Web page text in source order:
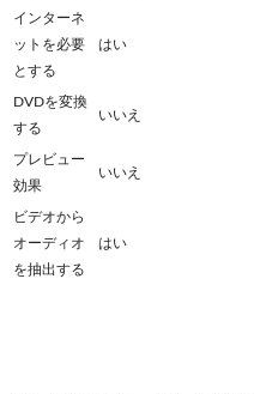
インターネ
ットを必要
とする
はい
DVDを変換
する
いいえ
プレビュー
効果
いいえ
ビデオから
オーディオ
を抽出する
はい